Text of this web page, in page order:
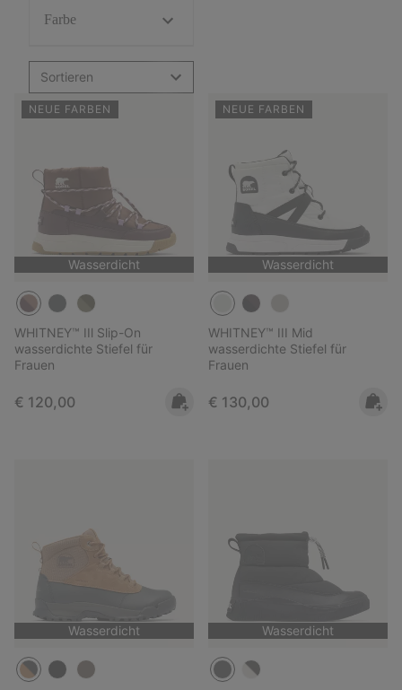
Farbe
Sortieren
NEUE FARBEN
Wasserdicht
WHITNEY™ IIl Slip-On
wasserdichte Stiefel für
Frauen
Regular price:
€ 120,00
NEUE FARBEN
Wasserdicht
WHITNEY™ III Mid
wasserdichte Stiefel für
Frauen
Regular price:
€ 130,00
Wasserdicht Wasserdicht